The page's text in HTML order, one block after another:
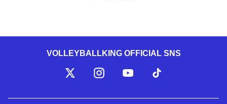
VOLLEYBALLKING OFFICIAL SNS